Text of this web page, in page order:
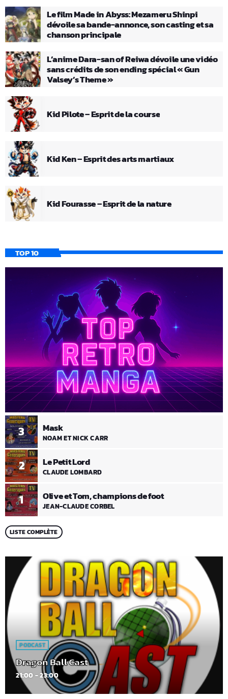
Le film Made in Abyss: Mezameru Shinpi
dévoile sa bande-annonce, son casting et sa
chanson principale
L’anime Dara-san of Reiwa dévoile une vidéo
sans crédits de son ending spécial « Gun
Valsey’s Theme »
Kid Pilote – Esprit de la course
Kid Ken – Esprit des arts martiaux
Kid Fourasse – Esprit de la nature
TOP 10
1 Olive et Tom, champions de foot
JEAN-CLAUDE CORBEL
2 Le Petit Lord
CLAUDE LOMBARD
3 Mask
NOAM ET NICK CARR
LISTE COMPLÈTE
PODCAST
Dragon Ball Cast
21:00 - 23:00